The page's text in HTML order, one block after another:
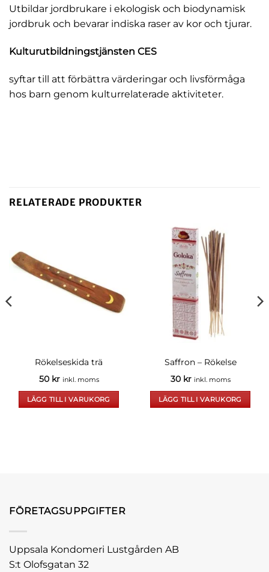
Utbildar jordbrukare i ekologisk och biodynamisk
jordbruk och bevarar indiska raser av kor och tjurar.
Kulturutbildningstjänsten CES
syftar till att förbättra värderingar och livsförmåga
hos barn genom kulturrelaterade aktiviteter.
RELATERADE PRODUKTER
Rökelseskida trä
50 kr inkl. moms
LÄGG TILL I VARUKORG
Saffron – Rökelse
30 kr inkl. moms
LÄGG TILL I VARUKORG
FÖRETAGSUPPGIFTER
Uppsala Kondomeri Lustgården AB
S:t Olofsgatan 32